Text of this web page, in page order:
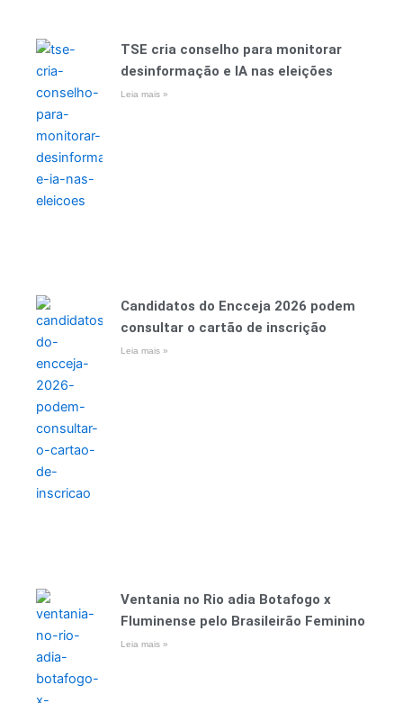
TSE cria conselho para monitorar
desinformação e IA nas eleições
Leia mais »
Candidatos do Encceja 2026 podem
consultar o cartão de inscrição
Leia mais »
Ventania no Rio adia Botafogo x
Fluminense pelo Brasileirão Feminino
Leia mais »